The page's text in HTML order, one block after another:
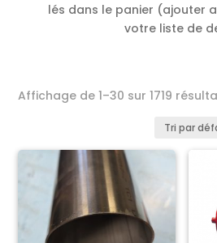
lés dans le panier (ajouter
votre liste de
Affichage de 1–30 sur 1719